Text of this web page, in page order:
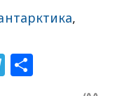
,
Telegram